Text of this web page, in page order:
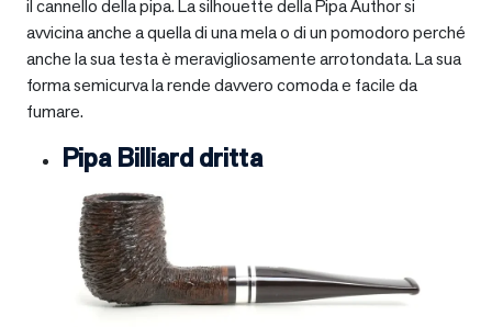
il cannello della pipa. La silhouette della Pipa Author si
avvicina anche a quella di una mela o di un pomodoro perché
anche la sua testa è meravigliosamente arrotondata. La sua
forma semicurva la rende davvero comoda e facile da
fumare.
Pipa Billiard dritta